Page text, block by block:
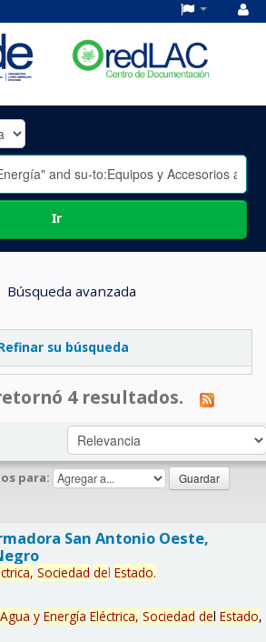
Ir
Búsqueda avanzada
su búsqueda
4 resultados.
para:
San Antonio Oeste,
Sociedad del Estado.
Agua y Energía Eléctrica, Sociedad del Estado,